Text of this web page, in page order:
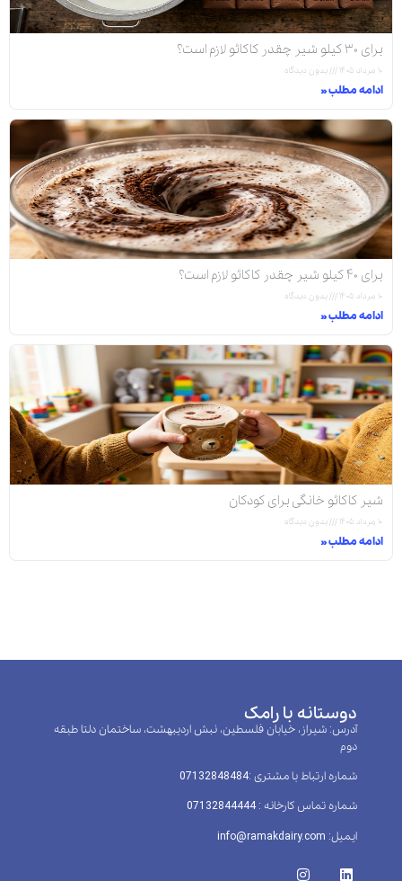
برای ۳۰ کیلو شیر چقدر کاکائو لازم است؟
۱۰ مرداد ۱۴۰۵ بدون دیدگاه
ادامه مطلب »
برای ۴۰ کیلو شیر چقدر کاکائو لازم است؟
۱۰ مرداد ۱۴۰۵ بدون دیدگاه
ادامه مطلب »
شیر کاکائو خانگی برای کودکان
۱۰ مرداد ۱۴۰۵ بدون دیدگاه
ادامه مطلب »
دوستانه با رامک
آدرس: شیراز، خیابان فلسطین، نبش اردیبهشت، ساختمان دلتا طبقه
دوم
شماره ارتباط با مشتری :‌07132848484
شماره تماس کارخانه : 07132844444
ایمیل: info@ramakdairy.com